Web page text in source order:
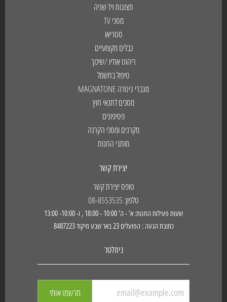
תצוגות ויד שניה
מסכי TV
סטריאו
כבלים מקצועיים
ריהוט אודיו /שיכוך
טיפול בחשמל
מגברי גיטרה MAGNATONE
מסכים לתנאי חוץ
פטיפונים
מקרנים ומסכי הקרנה
מותגי החנות
יצירת קשר
טופס יצירת קשר
טלפון: 08-8553535
שעות פעילות החנות: א' - ה' 10:00 - 18:00 , ו- 10:00- 13:00
כתובת הגעה : הפועלים 23 באר שבע מיקוד 8487223
ניוזלטר
תרשמו אותי